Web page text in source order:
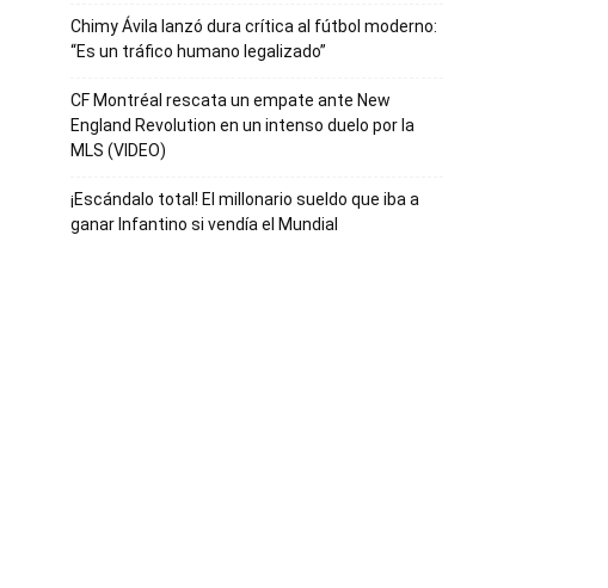
Chimy Ávila lanzó dura crítica al fútbol moderno:
“Es un tráfico humano legalizado”
CF Montréal rescata un empate ante New
England Revolution en un intenso duelo por la
MLS (VIDEO)
¡Escándalo total! El millonario sueldo que iba a
ganar Infantino si vendía el Mundial